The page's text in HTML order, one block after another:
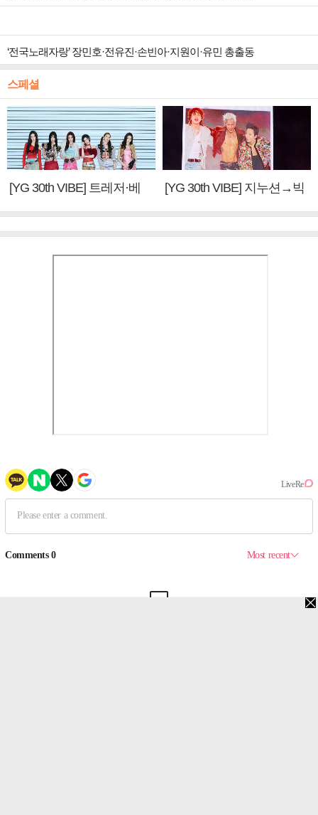
‘전국노래자랑’ 장민호·전유진·손빈아·지원이·유민 총출동
스페셜
[YG 30th VIBE] 트레저·베
[YG 30th VIBE] 지누션→빅